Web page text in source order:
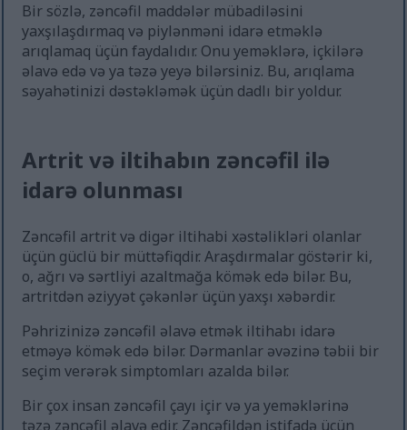
Bir sözlə, zəncəfil maddələr mübadiləsini
yaxşılaşdırmaq və piylənməni idarə etməklə
arıqlamaq üçün faydalıdır. Onu yeməklərə, içkilərə
əlavə edə və ya təzə yeyə bilərsiniz. Bu, arıqlama
səyahətinizi dəstəkləmək üçün dadlı bir yoldur.
Artrit və iltihabın zəncəfil ilə
idarə olunması
Zəncəfil artrit və digər iltihabi xəstəlikləri olanlar
üçün güclü bir müttəfiqdir. Araşdırmalar göstərir ki,
o, ağrı və sərtliyi azaltmağa kömək edə bilər. Bu,
artritdən əziyyət çəkənlər üçün yaxşı xəbərdir.
Pəhrizinizə zəncəfil əlavə etmək iltihabı idarə
etməyə kömək edə bilər. Dərmanlar əvəzinə təbii bir
seçim verərək simptomları azalda bilər.
Bir çox insan zəncəfil çayı içir və ya yeməklərinə
təzə zəncəfil əlavə edir. Zəncəfildən istifadə üçün